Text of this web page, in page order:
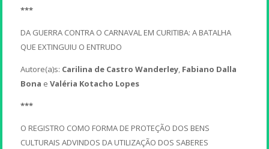
***
DA GUERRA CONTRA O CARNAVAL EM CURITIBA: A BATALHA
QUE EXTINGUIU O ENTRUDO
Autore(a)s: Carilina de Castro Wanderley, Fabiano Dalla
Bona eValéria Kotacho Lopes
***
O REGISTRO COMO FORMA DE PROTEÇÃO DOS BENS
CULTURAIS ADVINDOS DA UTILIZAÇÃO DOS SABERES